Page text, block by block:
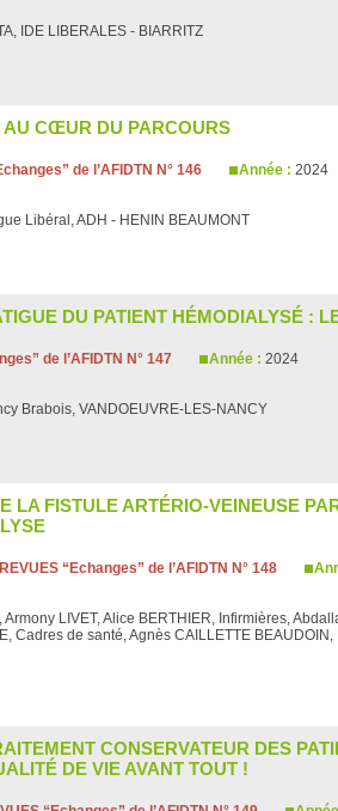
IDE LIBERALES - BIARRITZ
AU CŒUR DU PARCOURS
de l’AFIDTN N° 146 Année : 2024
Libéral, ADH - HENIN BEAUMONT
DU PATIENT HÉMODIALYSÉ :
de l’AFIDTN N° 147 Année : 2024
Brabois, VANDOEUVRE-LES-NANCY
LA FISTULE ARTÉRIO-VEINEUSE
REVUES “Echanges” de l’AFIDTN N° 148
Armony LIVET, Alice BERTHIER, Infirmières,
Cadres de santé, Agnès CAILLETTE
CONSERVATEUR DES
DE VIE AVANT TOUT !